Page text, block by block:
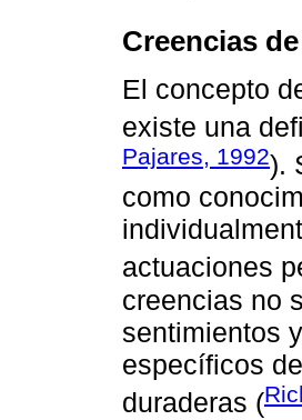
Creencias
El concepto
existe una
Pajares, 1992).
como
actuaciones
creencias no
sentimientos
específicos
duraderas (